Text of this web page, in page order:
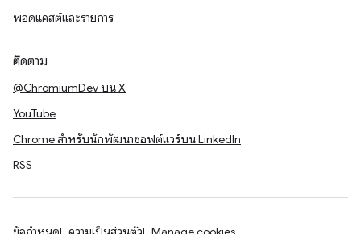
พอดแคสต์และรายการ
ติดตาม
@ChromiumDev บน X
YouTube
Chrome สำหรับนักพัฒนาซอฟต์แวร์บน LinkedIn
RSS